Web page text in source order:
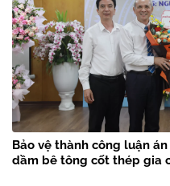
Bảo vệ thành công luận
dầm bê tông cốt thép gia